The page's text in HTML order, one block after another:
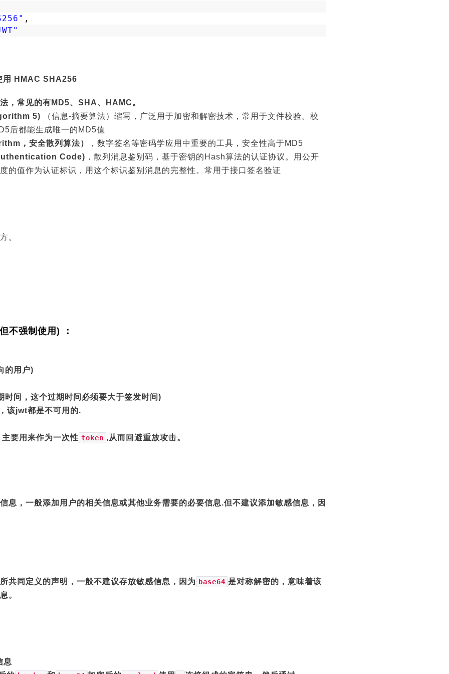
,
用 HMAC SHA256
，常见的有MD5、SHA、HAMC。
5) （信息-摘要算法）缩写，广泛用于加密和解密技术，常用于文件校验。校
后都能生成唯一的MD5值
，安全散列算法）
，数字签名等密码学应用中重要的工具，安全性高于MD5
Code) ，散列消息鉴别码，基于密钥的Hash算法的认证协议。用公开
的值作为认证标识，用这个标识鉴别消息的完整性。常用于接口签名验证
。
不强制使用) ：
的用户)
间，这个过期时间必须要大于签发时间)
该jwt都是不可用的.
要用来作为一次性 token ,从而回避重放攻击。
息，一般添加用户的相关信息或其他业务需要的必要信息.但不建议添加敏感信息，因
共同定义的声明，一般不建议存放敏感信息，因为 base64 是对称解密的，意味着该
。
息